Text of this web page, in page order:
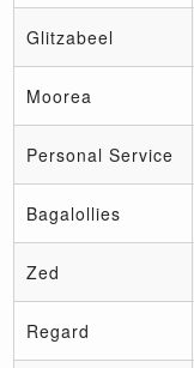
Glitzabeel
Moorea
Personal Service
Bagalollies
Zed
Regard